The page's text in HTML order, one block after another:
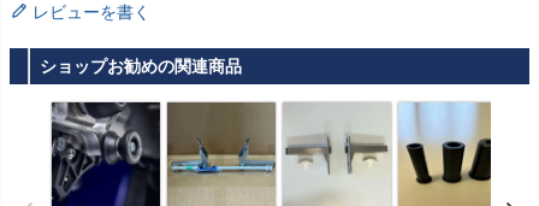
レビューを書く
ショップお勧めの関連商品